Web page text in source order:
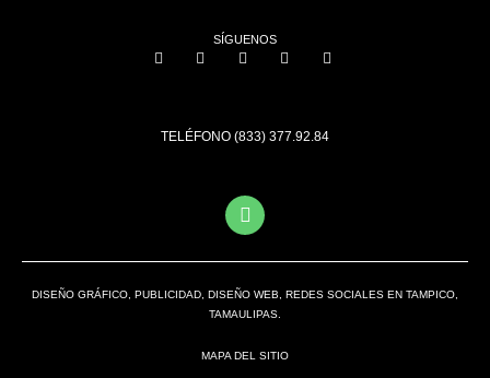
SÍGUENOS
TELÉFONO (833) 377.92.84
DISEÑO GRÁFICO, PUBLICIDAD, DISEÑO WEB, REDES SOCIALES EN TAMPICO,
TAMAULIPAS.
MAPA DEL SITIO